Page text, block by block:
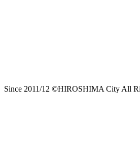
Since 2011/12 ©HIROSHIMA City All